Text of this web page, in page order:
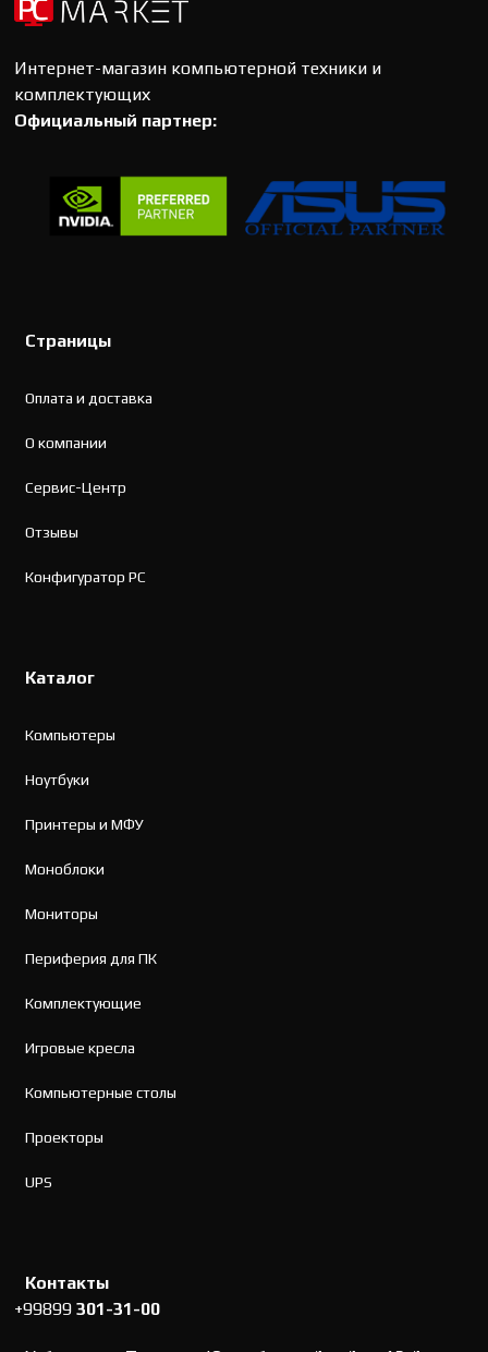
Интернет-магазин компьютерной техники и
комплектующих
Официальный партнер:
Страницы
Оплата и доставка
О компании
Сервис-Центр
Отзывы
Конфигуратор PC
Каталог
Компьютеры
Ноутбуки
Принтеры и МФУ
Моноблоки
Мониторы
Периферия для ПК
Комплектующие
Игровые кресла
Компьютерные столы
Проекторы
UPS
Контакты
+99899301-31-00